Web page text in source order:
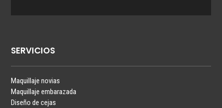
SERVICIOS
Maquillaje novias
Maquillaje embarazada
Diseño de cejas